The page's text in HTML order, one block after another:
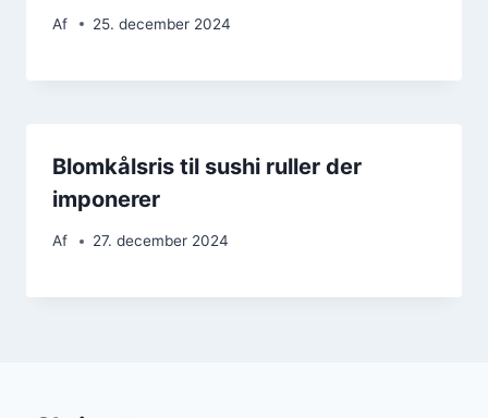
Af 25. december 2024
Blomkålsris til sushi ruller der
imponerer
Af 27. december 2024